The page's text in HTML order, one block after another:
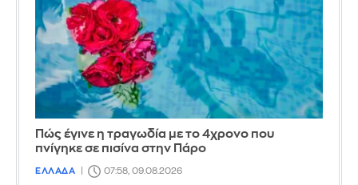
Πώς έγινε η τραγωδία με το 4χρονο που
πνίγηκε σε πισίνα στην Πάρο
ΕΛΛΑΔΑ 07:58, 09.08.2026